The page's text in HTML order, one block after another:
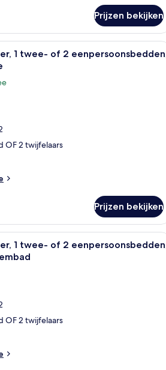
Prijzen bekijken
Een hotelkamer met een bed,
1 twee- of 2
OF 2 twijfelaars
Prijzen bekijken
Een hotelkamer met een groot
1 twee- of 2
OF 2 twijfelaars